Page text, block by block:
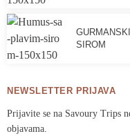
SIROM
NEWSLETTER PRIJAVA
Prijavite se na Savoury Trips
objavama.